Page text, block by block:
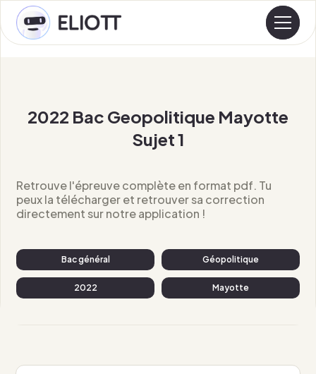
2022 Bac Geopolitique Mayotte
Sujet 1
Retrouve l'épreuve complète en format pdf. Tu
peux la télécharger et retrouver sa correction
directement sur notre application !
Bac général Géopolitique
2022 Mayotte